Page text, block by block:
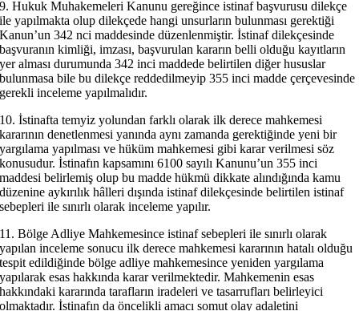
9. Hukuk Muhakemeleri Kanunu gereğince istinaf başvurusu dilekçe
ile yapılmakta olup dilekçede hangi unsurların bulunması gerektiği
Kanun’un 342 nci maddesinde düzenlenmiştir. İstinaf dilekçesinde
başvuranın kimliği, imzası, başvurulan kararın belli olduğu kayıtların
yer alması durumunda 342 inci maddede belirtilen diğer hususlar
bulunmasa bile bu dilekçe reddedilmeyip 355 inci madde çerçevesinde
gerekli inceleme yapılmalıdır.
10. İstinafta temyiz yolundan farklı olarak ilk derece mahkemesi
kararının denetlenmesi yanında aynı zamanda gerektiğinde yeni bir
yargılama yapılması ve hüküm mahkemesi gibi karar verilmesi söz
konusudur. İstinafın kapsamını 6100 sayılı Kanunu’un 355 inci
maddesi belirlemiş olup bu madde hükmü dikkate alındığında kamu
düzenine aykırılık hâlleri dışında istinaf dilekçesinde belirtilen istinaf
sebepleri ile sınırlı olarak inceleme yapılır.
11. Bölge Adliye Mahkemesince istinaf sebepleri ile sınırlı olarak
yapılan inceleme sonucu ilk derece mahkemesi kararının hatalı olduğu
tespit edildiğinde bölge adliye mahkemesince yeniden yargılama
yapılarak esas hakkında karar verilmektedir. Mahkemenin esas
hakkındaki kararında tarafların iradeleri ve tasarrufları belirleyici
olmaktadır. İstinafın da öncelikli amacı somut olay adaletini